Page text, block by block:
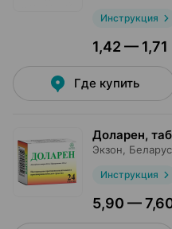
Инструкция
1,42 — 1,71
Где купить
Доларен,
Экзон ,
Инструкция
5,90 —